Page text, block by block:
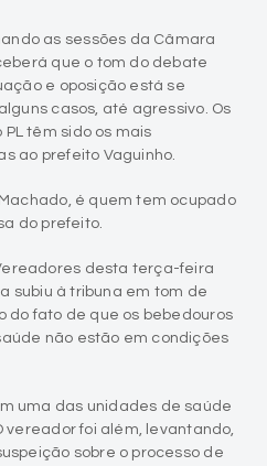
as sessões da Câmara
que o tom do debate
e oposição está se
casos, até agressivo. Os
têm sido os mais
ao prefeito Vaguinho.
é quem tem ocupado
do prefeito.
desta terça-feira
subiu à tribuna em tom de
do fato de que os bebedouros
não estão em condições
uma das unidades de saúde
vereador foi além, levantando,
sobre o processo de